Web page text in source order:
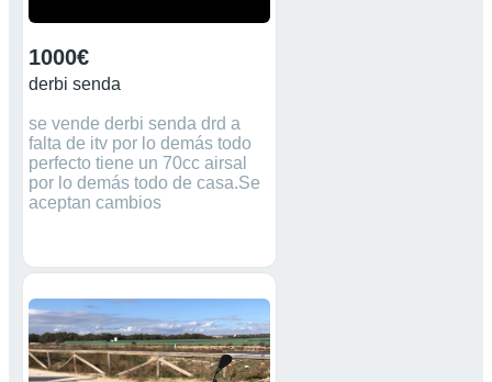
1000€
derbi senda
se vende derbi senda drd a
falta de itv por lo demás todo
perfecto tiene un 70cc airsal
por lo demás todo de casa.Se
aceptan cambios